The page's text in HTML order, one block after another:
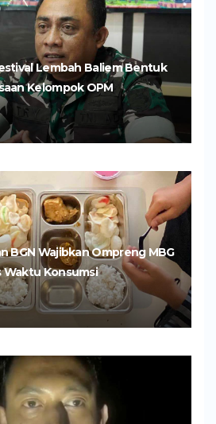
Lembah Baliem Bentuk
Kelompok OPM
BGN Wajibkan Ompreng MBG
Konsumsi